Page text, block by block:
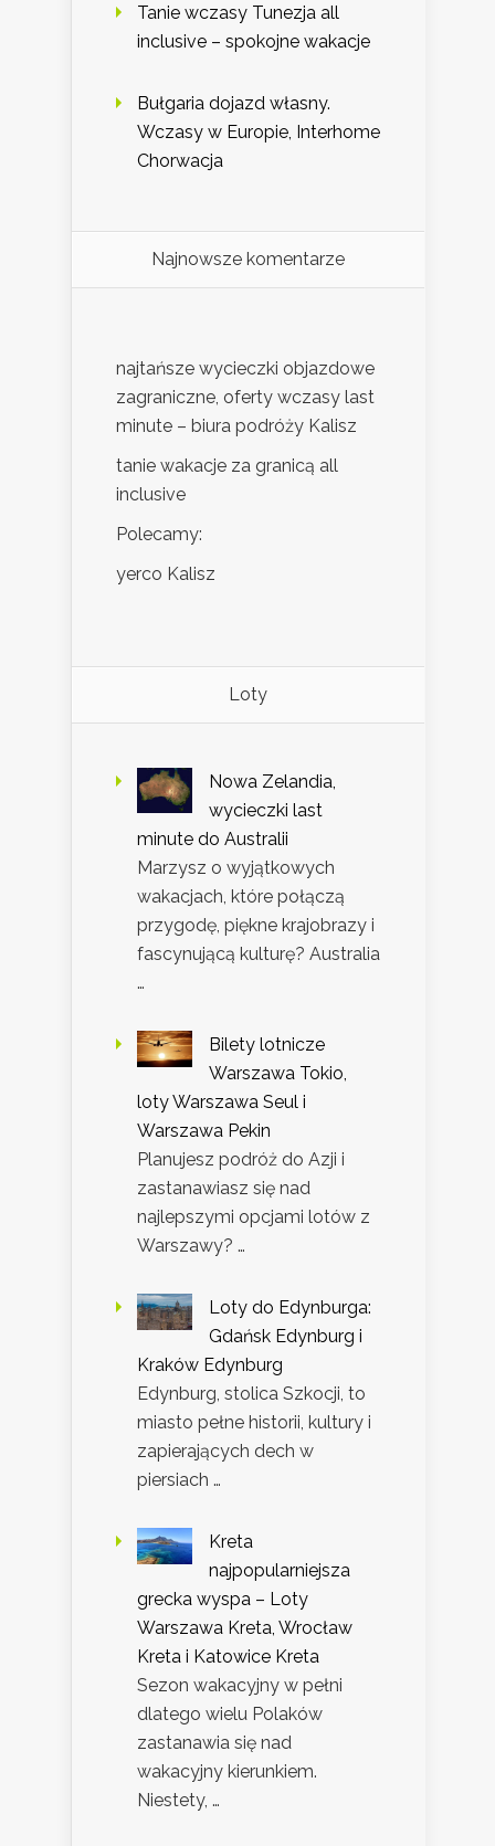
Tanie wczasy Tunezja all
inclusive – spokojne wakacje
Bułgaria dojazd własny.
Wczasy w Europie, Interhome
Chorwacja
Najnowsze komentarze
najtańsze wycieczki objazdowe
zagraniczne, oferty wczasy last
minute – biura podróży Kalisz
tanie wakacje za granicą all
inclusive
Polecamy:
yerco Kalisz
Loty
Nowa Zelandia,
wycieczki last
minute do Australii
Marzysz o wyjątkowych
wakacjach, które połączą
przygodę, piękne krajobrazy i
fascynującą kulturę? Australia
…
Bilety lotnicze
Warszawa Tokio,
loty Warszawa Seul i
Warszawa Pekin
Planujesz podróż do Azji i
zastanawiasz się nad
najlepszymi opcjami lotów z
Warszawy? …
Loty do Edynburga:
Gdańsk Edynburg i
Kraków Edynburg
Edynburg, stolica Szkocji, to
miasto pełne historii, kultury i
zapierających dech w
piersiach …
Kreta
najpopularniejsza
grecka wyspa – Loty
Warszawa Kreta, Wrocław
Kreta i Katowice Kreta
Sezon wakacyjny w pełni
dlatego wielu Polaków
zastanawia się nad
wakacyjny kierunkiem.
Niestety, …